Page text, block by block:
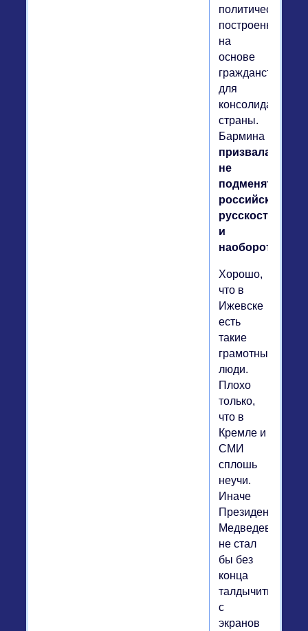
политическое,
построенное
на
основе
гражданства,
для
консолидации
страны.
Бармина
призвала
не
подменять
российскость
русскостью
и
наоборот.
Хорошо,
что в
Ижевске
есть
такие
грамотные
люди.
Плохо
только,
что в
Кремле и
СМИ
сплошь
неучи.
Иначе
Президент
Медведев
не стал
бы без
конца
талдычить
с
экранов